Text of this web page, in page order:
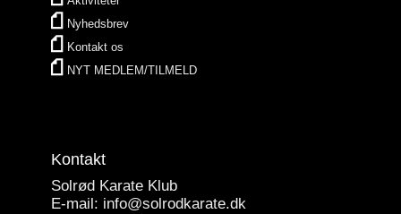
Nyhedsbrev
Kontakt os
NYT MEDLEM/TILMELD
Kontakt
Solrød Karate Klub
E-mail: info@solrodkarate.dk